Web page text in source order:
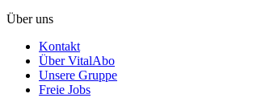
Über uns
Kontakt
Über VitalAbo
Unsere Gruppe
Freie Jobs